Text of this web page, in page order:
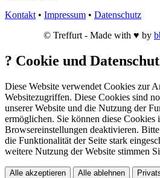
Kontakt • Impressum • Datenschutz
© Treffurt - Made with ♥ by
? Cookie und
Diese Website verwendet Cookies zur
Websitezugriffen. Diese Cookies sind
unserer Website und die Nutzung der
ermöglichen. Sie können diese Cookies
Browsereinstellungen deaktivieren.
die Funktionalität der Seite stark
weitere Nutzung der Website stimmen
Alle akzeptieren Alle ablehnen